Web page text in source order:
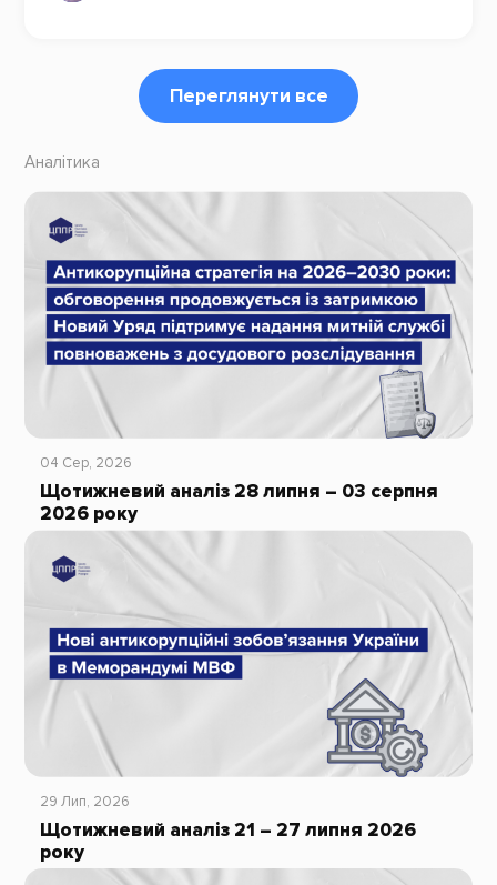
Переглянути все
Аналітика
04 Сер, 2026
Щотижневий аналіз 28 липня – 03 серпня
2026 року
29 Лип, 2026
Щотижневий аналіз 21 – 27 липня 2026
року